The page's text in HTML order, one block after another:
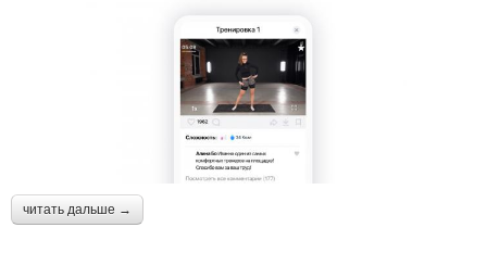
читать дальше →